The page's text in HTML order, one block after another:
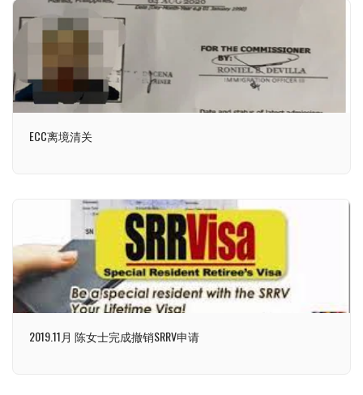
ECC离境清关
2019.11月 陈女士完成撤销SRRV申请